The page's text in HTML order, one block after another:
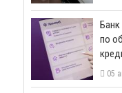
​Банк
по
05